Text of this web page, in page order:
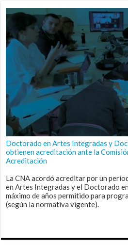
Doctorado en Artes Integradas y
obtienen acreditación ante la
Acreditación
La CNA acordó acreditar por un
en Artes Integradas y el Doctorado
máximo de años permitido para
(según la normativa vigente).